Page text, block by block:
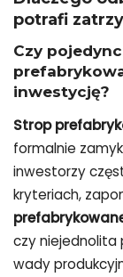
potrafi
Czy
inwestycję?
Strop
formalnie
inwestorzy
kryteriach,
czy niejednolita
wady